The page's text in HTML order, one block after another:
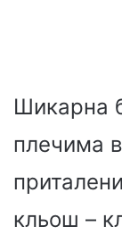
Шикарна
плечима
кльош –